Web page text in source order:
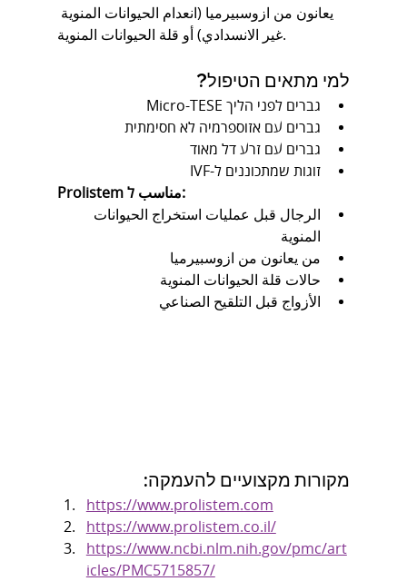
يعانون من ازوسبيرميا (انعدام الحيوانات المنوية
غير الانسدادي) أو قلة الحيوانات المنوية.
למי מתאים הטיפול?
גברים לפני הליך Micro-TESE
גברים עם אזוספרמיה לא חסימתית
גברים עם זרע דל מאוד
זוגות שמתכוננים ל-IVF
Prolistem مناسب ל:
الرجال قبل عمليات استخراج الحيوانات
المنوية
من يعانون من ازوسبيرميا
حالات قلة الحيوانات المنوية
الأزواج قبل التلقيح الصناعي
מקורות מקצועיים להעמקה:
https://www.prolistem.com
https://www.prolistem.co.il/
https://www.ncbi.nlm.nih.gov/pmc/art
icles/PMC5715857/